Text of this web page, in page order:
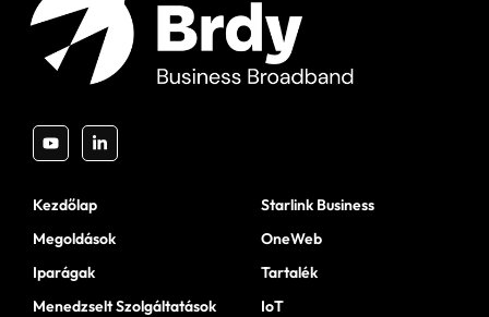
Kezdőlap
Megoldások
Iparágak
Menedzselt Szolgáltatások
Starlink Business
OneWeb
Tartalék
IoT